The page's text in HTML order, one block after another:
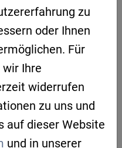
kann KI
WEITERLESEN
zu
oder Ihnen
Für
Ihre
widerrufen
zu uns und
auf dieser Website
und in unserer